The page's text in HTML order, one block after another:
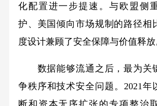
化配置进一步提速。与欧盟侧
护、美国倾向市场规制的路径相
度设计兼顾了安全保障与价值释放
数据能够流通之后，最为关
争秩序和技术安全问题。2021年
断和资本无序扩张的专项整治